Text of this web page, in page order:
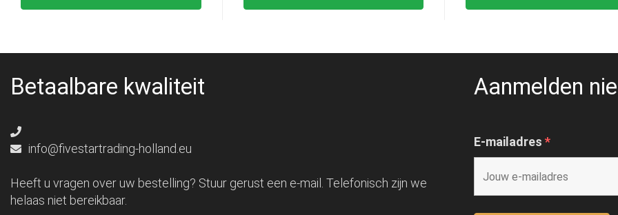
Betaalbare kwaliteit
info@fivestartrading-holland.eu
Heeft u vragen over uw bestelling? Stuur gerust een e-mail. Telefonisch zijn we
helaas niet bereikbaar.
Aanmelden
E-mailadres *